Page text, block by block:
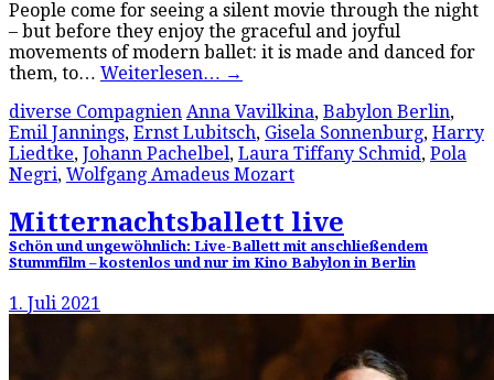
People come for seeing a silent movie through the night
– but before they enjoy the graceful and joyful
movements of modern ballet: it is made and danced for
them, to… Weiterlesen… →
diverse Compagnien Anna Vavilkina, Babylon Berlin,
Emil Jannings, Ernst Lubitsch, Gisela Sonnenburg, Harry
Liedtke, Johann Pachelbel, Laura Tiffany Schmid, Pola
Negri, Wolfgang Amadeus Mozart
Mitternachtsballett live
Schön und ungewöhnlich: Live-Ballett mit anschließendem
Stummfilm – kostenlos und nur im Kino Babylon in Berlin
1. Juli 2021